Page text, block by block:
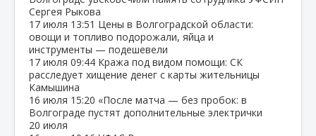
Сергея Рыкова
17 июля 13:51 Цены в Волгоградской области:
овощи и топливо подорожали, яйца и
инструменты — подешевели
17 июля 09:44 Кража под видом помощи: СК
расследует хищение денег с карты жительницы
Камышина
16 июля 15:20 «После матча — без пробок: в
Волгограде пустят дополнительные электрички
20 июля